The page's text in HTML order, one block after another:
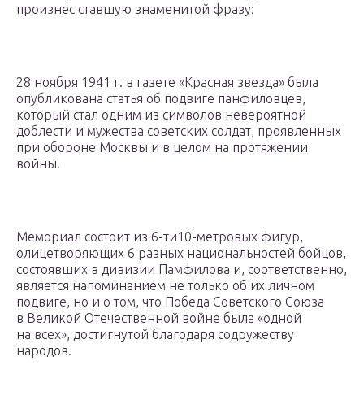
произнес ставшую знаменитой фразу:
28 ноября 1941 г. в газете «Красная звезда» была
опубликована статья об подвиге панфиловцев,
который стал одним из символов невероятной
доблести и мужества советских солдат, проявленных
при обороне Москвы и в целом на протяжении
войны.
Мемориал состоит из 6-ти10-метровых фигур,
олицетворяющих 6 разных национальностей бойцов,
состоявших в дивизии Памфилова и, соответственно,
является напоминанием не только об их личном
подвиге, но и о том, что Победа Советского Союза
в Великой Отечественной войне была «одной
на всех», достигнутой благодаря содружеству
народов.